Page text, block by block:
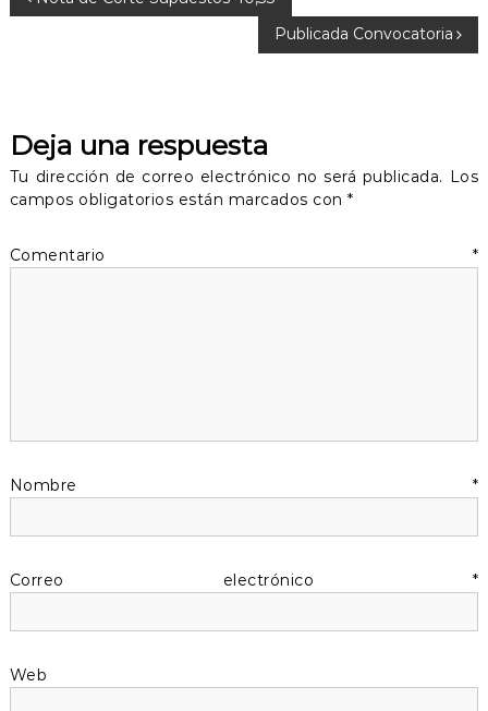
e
g
a
n
d
e
e
n
t
Publicada Convocatoria
Deja una respuesta
Tu dirección de correo electrónico no será publicada. Los
campos obligatorios están marcados con*
Comentario *
Nombre *
Correo electrónico *
Web